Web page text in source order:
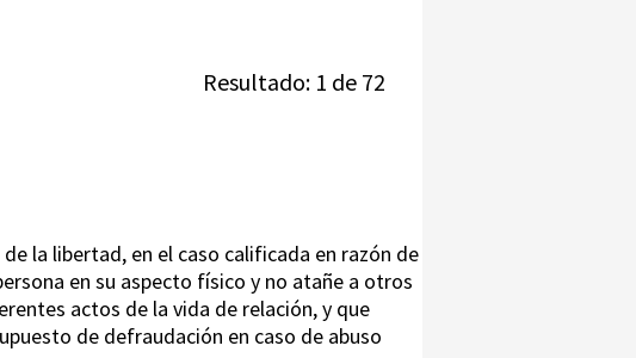
Resultado: 1 de 72
la libertad, en el caso calificada en razón de
en su aspecto físico y no atañe a otros
actos de la vida de relación, y que
de defraudación en caso de abuso